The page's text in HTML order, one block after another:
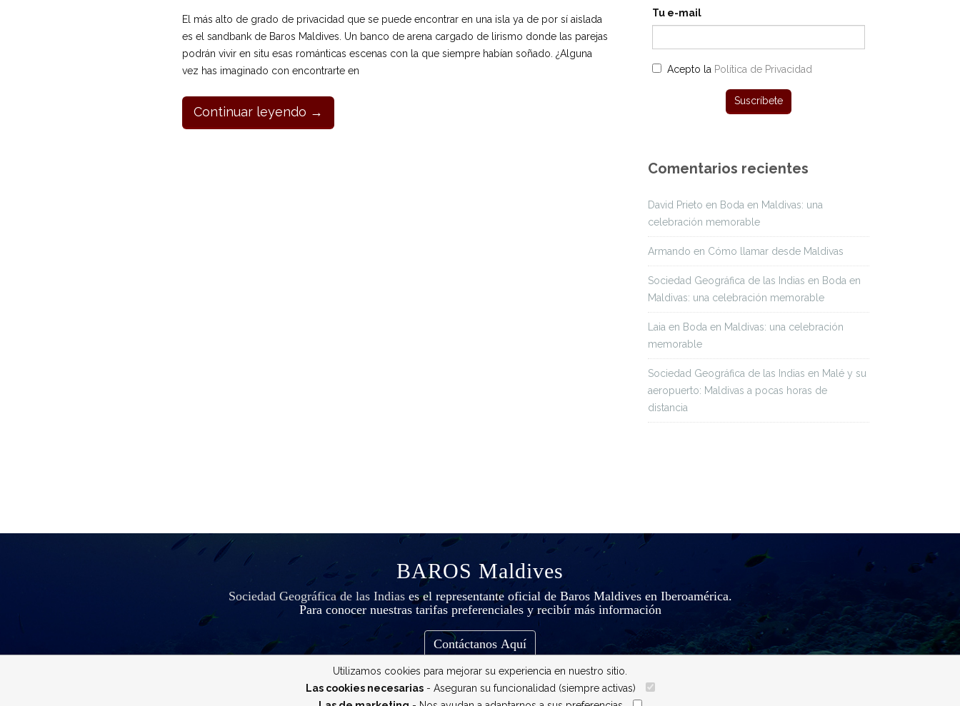
El más alto de grado de privacidad que se puede encontrar en una isla ya de por sí aislada
es el sandbank de Baros Maldives. Un banco de arena cargado de lirismo donde las parejas
podrán vivir en situ esas románticas escenas con la que siempre habían soñado. ¿Alguna
vez has imaginado con encontrarte en
Continuar leyendo →
Tu e-mail
Acepto la Política de Privacidad
Comentarios recientes
David Prieto en Boda en Maldivas: una
celebración memorable
Armando en Cómo llamar desde Maldivas
Sociedad Geográfica de las Indias en Boda en
Maldivas: una celebración memorable
Laia en Boda en Maldivas: una celebración
memorable
Sociedad Geográfica de las Indias en Malé y su
aeropuerto: Maldivas a pocas horas de
distancia
BAROS Maldives
Sociedad Geográfica de las Indiases el representante oficial de Baros Maldives en Iberoamérica.
Para conocer nuestras tarifas preferenciales y recibír más información
Contáctanos Aquí
Utilizamos cookies para mejorar su experiencia en nuestro sitio.
Las cookies necesarias- Aseguran su funcionalidad (siempre activas)